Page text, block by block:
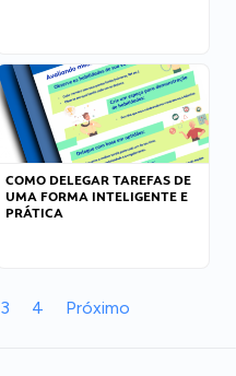
COMO DELEGAR TAREFAS DE
UMA FORMA INTELIGENTE E
PRÁTICA
3 4 Próximo